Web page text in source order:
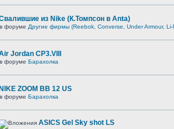
из Nike (К.Томпсон в Anta)
в форуме Другие фирмы (Reebok, Converse, Under Armour, Li-
Jordan CP3.VIII
в форуме Барахолка
NIKE ZOOM BB 12 US
в форуме Барахолка
ASICS Gel Sky shot LS